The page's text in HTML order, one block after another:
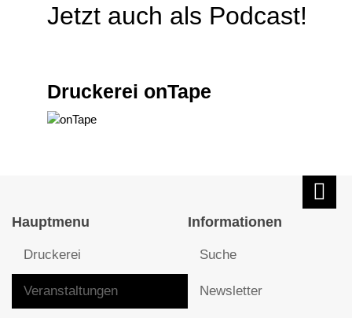
Jetzt auch als Podcast!
Druckerei onTape
Hauptmenu
Druckerei
Veranstaltungen
Informationen
Suche
Newsletter